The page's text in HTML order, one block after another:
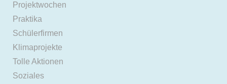
Projektwochen
Praktika
Schülerfirmen
Klimaprojekte
Tolle Aktionen
Soziales